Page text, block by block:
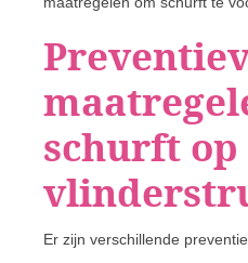
schurft op
Er zijn verschillende